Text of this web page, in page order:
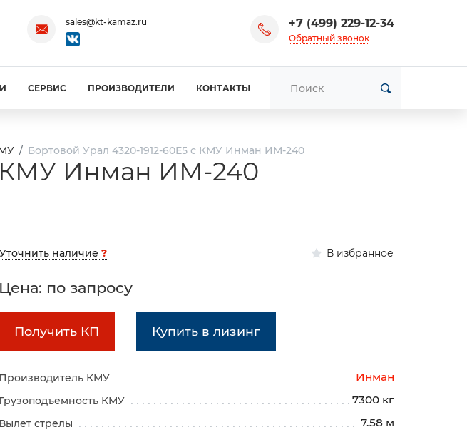
sales@kt-kamaz.ru +7 (499) 229-12-34
Обратный звонок
СЕРВИС ПРОИЗВОДИТЕЛИ КОНТАКТЫ
Бортовой Урал 4320-1912-60Е5 с КМУ Инман ИМ-240
КМУ Инман ИМ-240
Уточнить наличие ? В избранное
Цена: по запросу
Получить КП Купить в лизинг
Производитель КМУ Инман
Грузоподъемность КМУ 7300 кг
Вылет стрелы 7.58 м